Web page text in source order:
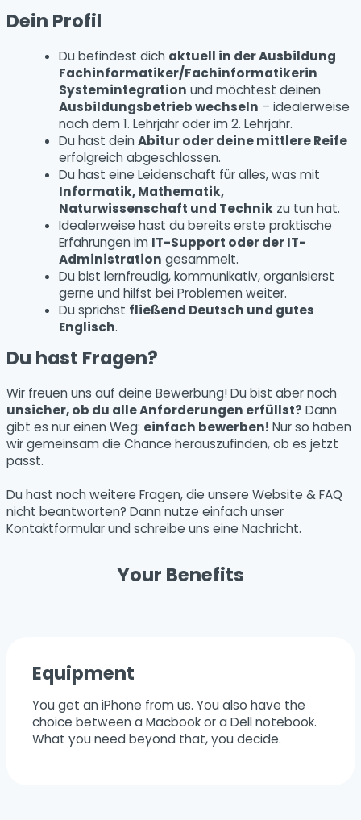
Dein Profil
Du befindest dich aktuell in der Ausbildung
Fachinformatiker/Fachinformatikerin
Systemintegration und möchtest deinen
Ausbildungsbetrieb wechseln – idealerweise
nach dem 1. Lehrjahr oder im 2. Lehrjahr.
Du hast dein Abitur oder deine mittlere Reife
erfolgreich abgeschlossen.
Du hast eine Leidenschaft für alles, was mit
Informatik, Mathematik,
Naturwissenschaft und Technik zu tun hat.
Idealerweise hast du bereits erste praktische
Erfahrungen im IT-Support oder der IT-
Administration gesammelt.
Du bist lernfreudig, kommunikativ, organisierst
gerne und hilfst bei Problemen weiter.
Du sprichst fließend Deutsch und gutes
Englisch.
Du hast Fragen?
Wir freuen uns auf deine Bewerbung! Du bist aber noch
unsicher, ob du alle Anforderungen erfüllst? Dann
gibt es nur einen Weg: einfach bewerben! Nur so haben
wir gemeinsam die Chance herauszufinden, ob es jetzt
passt.
Du hast noch weitere Fragen, die unsere Website & FAQ
nicht beantworten? Dann nutze einfach unser
Kontaktformular und schreibe uns eine Nachricht.
Your Benefits
Equipment
You get an iPhone from us. You also have the
choice between a Macbook or a Dell notebook.
What you need beyond that, you decide.